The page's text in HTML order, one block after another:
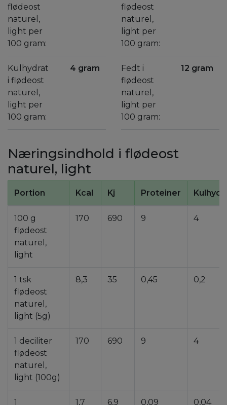
flødeost
naturel,
light per
100 gram:
Kulhydrat
i flødeost
naturel,
light per
100 gram:
4 gram
flødeost
naturel,
light per
100 gram:
Fedt i
flødeost
naturel,
light per
100 gram:
12 gram
Næringsindhold i flødeost
naturel, light
Portion Kcal Kj Proteiner
100 g
flødeost
naturel,
light
170 690 9 4
1 tsk
flødeost
naturel,
light (5g)
8,3 35 0,45 0,2
1 deciliter
flødeost
naturel,
light (100g)
170 690 9 4
1
1,7 6,9 0,09 0,04